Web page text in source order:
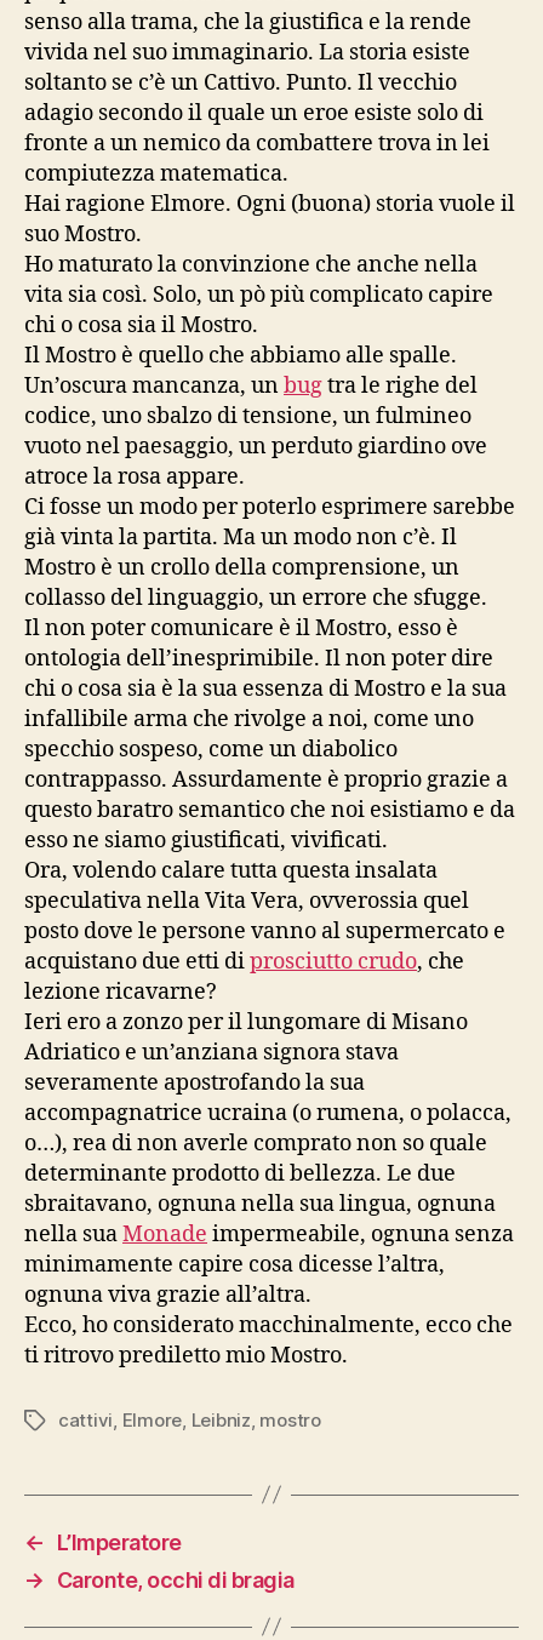
senso alla trama, che la giustifica e la rende
vivida nel suo immaginario. La storia esiste
soltanto se c’è un Cattivo. Punto. Il vecchio
adagio secondo il quale un eroe esiste solo di
fronte a un nemico da combattere trova in lei
compiutezza matematica.
Hai ragione Elmore. Ogni (buona) storia vuole il
suo Mostro.
Ho maturato la convinzione che anche nella
vita sia così. Solo, un pò più complicato capire
chi o cosa sia il Mostro.
Il Mostro è quello che abbiamo alle spalle.
Un’oscura mancanza, unbugtra le righe del
codice, uno sbalzo di tensione, un fulmineo
vuoto nel paesaggio, un perduto giardino ove
atroce la rosa appare.
Ci fosse un modo per poterlo esprimere sarebbe
già vinta la partita. Ma un modo non c’è. Il
Mostro è un crollo della comprensione, un
collasso del linguaggio, un errore che sfugge.
Il non poter comunicare è il Mostro, esso è
ontologia dell’inesprimibile. Il non poter dire
chi o cosa sia è la sua essenza di Mostro e la sua
infallibile arma che rivolge a noi, come uno
specchio sospeso, come un diabolico
contrappasso. Assurdamente è proprio grazie a
questo baratro semantico che noi esistiamo e da
esso ne siamo giustificati, vivificati.
Ora, volendo calare tutta questa insalata
speculativa nella Vita Vera, ovverossia quel
posto dove le persone vanno al supermercato e
acquistano due etti diprosciutto crudo, che
lezione ricavarne?
Ieri ero a zonzo per il lungomare di Misano
Adriatico e un’anziana signora stava
severamente apostrofando la sua
accompagnatrice ucraina (o rumena, o polacca,
o…), rea di non averle comprato non so quale
determinante prodotto di bellezza. Le due
sbraitavano, ognuna nella sua lingua, ognuna
nella suaMonade impermeabile, ognuna senza
minimamente capire cosa dicesse l’altra,
ognuna viva grazie all’altra.
Ecco, ho considerato macchinalmente, ecco che
ti ritrovo prediletto mio Mostro.
Tag cattivi Elmore Leibniz mostro
←
L’Imperatore
→
Caronte, occhi di bragia